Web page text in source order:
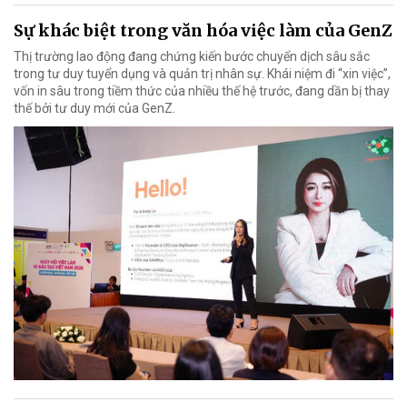
Sự khác biệt trong văn hóa việc làm của GenZ
Thị trường lao động đang chứng kiến bước chuyển dịch sâu sắc
trong tư duy tuyển dụng và quản trị nhân sự. Khái niệm đi “xin việc”,
vốn in sâu trong tiềm thức của nhiều thế hệ trước, đang dần bị thay
thế bởi tư duy mới của GenZ.